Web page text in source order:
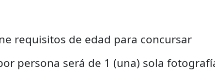
requisitos de edad para concursar
persona será de 1 (una) sola